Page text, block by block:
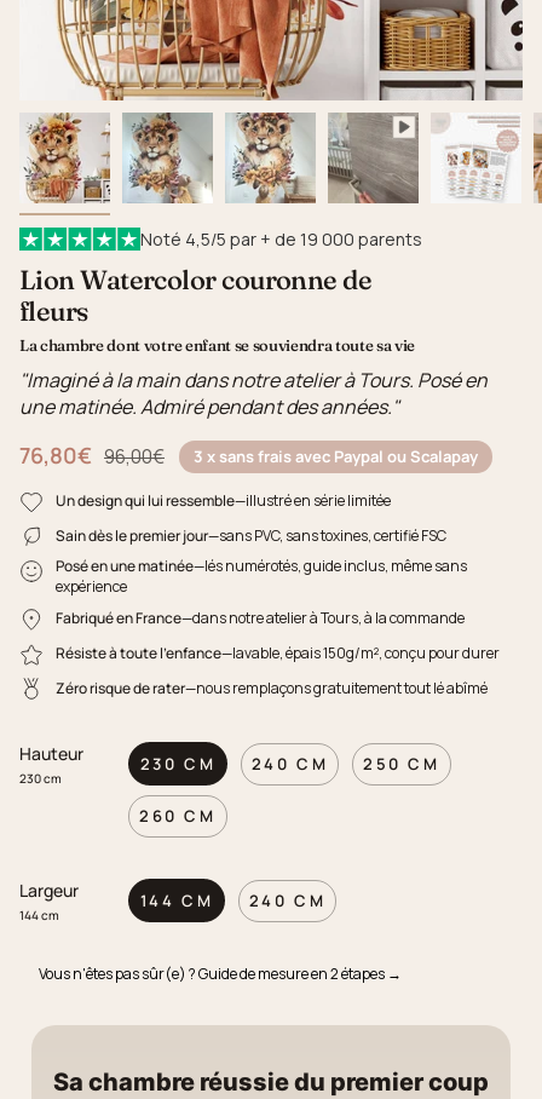
Noté 4,5/5 par + de 19 000 parents
Lion Watercolor couronne de
fleurs
La chambre dont votre enfant se souviendra toute sa vie
"Imaginé à la main dans notre atelier à Tours. Posé en
une matinée. Admiré pendant des années."
76,80€
Prix régulier96,00€ 3 x sans frais avec Paypal ou Scalapay
Un design qui lui ressemble—illustré en série limitée
Sain dès le premier jour—sans PVC, sans toxines, certifié FSC
Posé en une matinée—lés numérotés, guide inclus, même sans
expérience
Fabriqué en France—dans notre atelier à Tours, à la commande
Résiste à toute l'enfance—lavable, épais 150g/m², conçu pour durer
Zéro risque de rater—nous remplaçons gratuitement tout lé abîmé
Hauteur
230 cm
230 CM 240 CM 250 CM
260 CM
Largeur
144 cm
144 CM 240 CM
Vous n'êtes pas sûr(e) ? Guide de mesure en 2 étapes →
Sa chambre réussie du premier coup